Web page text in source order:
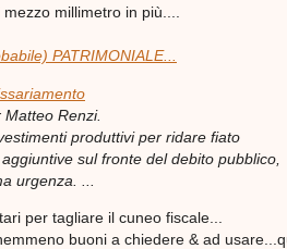
millimetro in più....
PATRIMONIALE...
Renzi.
produttivi per ridare fiato
sul fronte del debito pubblico,
urgenza. ...
per tagliare il cuneo fiscale...
buoni a chiedere & ad